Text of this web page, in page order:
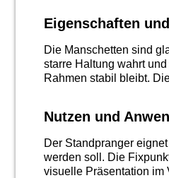
Eigenschaften
Die Manschetten sind
starre Haltung wahrt
Rahmen stabil bleibt.
Nutzen und
Der Standpranger
werden soll. Die
visuelle Präsentation im